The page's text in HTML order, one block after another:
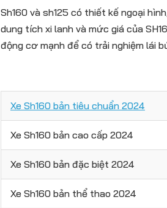
Sh160 và sh125 có thiết kế ngoại
dung tích xi lanh và mức giá của
động cơ mạnh để có trải nghiệm lái
Xe Sh160 bản tiêu chuẩn 2024
Xe Sh160 bản cao cấp 2024
Xe Sh160 bản đặc biệt 2024
Xe Sh160 bản thể thao 2024